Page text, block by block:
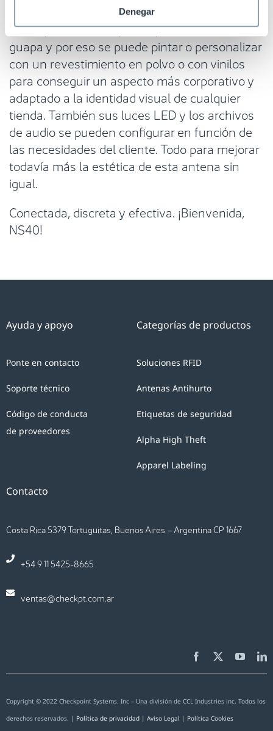
Denegar
Está disponible en un atractivo acabado de
acero, pero la NS40 puede ponerse aún más
guapa y por eso se puede pintar o personalizar
con un revestimiento en polvo o con vinilos
para conseguir un aspecto más corporativo y
adaptado a la identidad visual de cualquier
tienda. También sus luces LED y los archivos
de audio se pueden configurar en función de
las necesidades del cliente. Todo para mejorar
todavía más la estética de esta antena sin
igual.
Conectada, discreta y efectiva. ¡Bienvenida,
NS40!
Categorías de productos
Soluciones RFID
Antenas Antihurto
Etiquetas de seguridad
Alpha High Theft
Apparel Labeling
Ayuda y apoyo
Ponte en contacto
Soporte técnico
Código de conducta
de proveedores
Contacto
Costa Rica 5379 Tortuguitas, Buenos Aires – Argentina CP 1667
+54 9 11 5425-8665
ventas@checkpt.com.ar
Copyright © 2022 Checkpoint Systems. Inc – Una división de CCL Industries inc. Todos los
derechos reservados. | Política de privacidad | Aviso Legal | Política Cookies